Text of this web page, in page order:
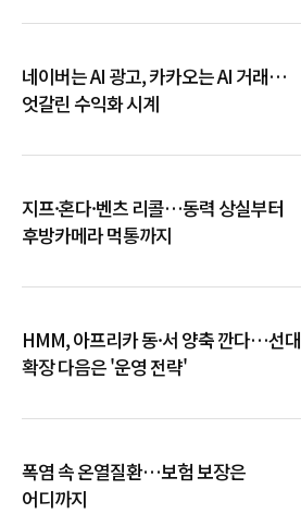
네이버는 AI 광고, 카카오는 AI 거래…
엇갈린 수익화 시계
지프·혼다·벤츠 리콜…동력 상실부터
후방카메라 먹통까지
HMM, 아프리카 동·서 양축 깐다…선대
확장 다음은 '운영 전략'
폭염 속 온열질환…보험 보장은
어디까지